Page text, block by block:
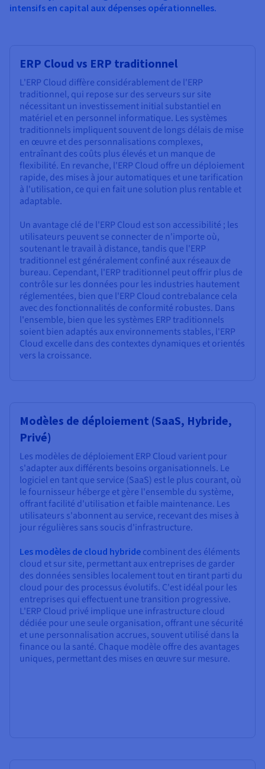
intensifs en capital aux dépenses opérationnelles.
ERP Cloud vs ERP traditionnel
L'ERP Cloud diffère considérablement de l'ERP
traditionnel, qui repose sur des serveurs sur site
nécessitant un investissement initial substantiel en
matériel et en personnel informatique. Les systèmes
traditionnels impliquent souvent de longs délais de mise
en œuvre et des personnalisations complexes,
entraînant des coûts plus élevés et un manque de
flexibilité. En revanche, l'ERP Cloud offre un déploiement
rapide, des mises à jour automatiques et une tarification
à l'utilisation, ce qui en fait une solution plus rentable et
adaptable.
Un avantage clé de l'ERP Cloud est son accessibilité ; les
utilisateurs peuvent se connecter de n'importe où,
soutenant le travail à distance, tandis que l'ERP
traditionnel est généralement confiné aux réseaux de
bureau. Cependant, l'ERP traditionnel peut offrir plus de
contrôle sur les données pour les industries hautement
réglementées, bien que l'ERP Cloud contrebalance cela
avec des fonctionnalités de conformité robustes. Dans
l'ensemble, bien que les systèmes ERP traditionnels
soient bien adaptés aux environnements stables, l'ERP
Cloud excelle dans des contextes dynamiques et orientés
vers la croissance.
Modèles de déploiement (SaaS, Hybride,
Privé)
Les modèles de déploiement ERP Cloud varient pour
s'adapter aux différents besoins organisationnels. Le
logiciel en tant que service (SaaS) est le plus courant, où
le fournisseur héberge et gère l'ensemble du système,
offrant facilité d'utilisation et faible maintenance. Les
utilisateurs s'abonnent au service, recevant des mises à
jour régulières sans soucis d'infrastructure.
Les modèles de cloud hybride combinent des éléments
cloud et sur site, permettant aux entreprises de garder
des données sensibles localement tout en tirant parti du
cloud pour des processus évolutifs. C'est idéal pour les
entreprises qui effectuent une transition progressive.
L'ERP Cloud privé implique une infrastructure cloud
dédiée pour une seule organisation, offrant une sécurité
et une personnalisation accrues, souvent utilisé dans la
finance ou la santé. Chaque modèle offre des avantages
uniques, permettant des mises en œuvre sur mesure.